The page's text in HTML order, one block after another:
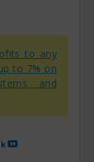
to any
to 7% on
and